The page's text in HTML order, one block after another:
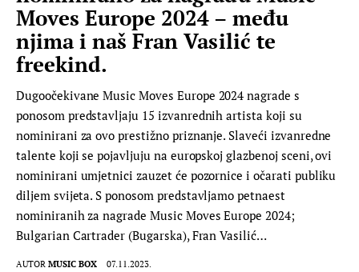
Moves Europe 2024 – među
njima i naš Fran Vasilić te
freekind.
Dugoočekivane Music Moves Europe 2024 nagrade s
ponosom predstavljaju 15 izvanrednih artista koji su
nominirani za ovo prestižno priznanje. Slaveći izvanredne
talente koji se pojavljuju na europskoj glazbenoj sceni, ovi
nominirani umjetnici zauzet će pozornice i očarati publiku
diljem svijeta. S ponosom predstavljamo petnaest
nominiranih za nagrade Music Moves Europe 2024;
Bulgarian Cartrader (Bugarska), Fran Vasilić…
AUTOR MUSIC BOX 07.11.2023.